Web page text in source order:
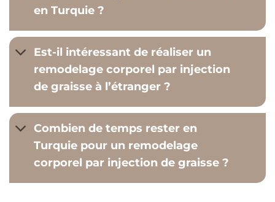
en Turquie ?
Est-il intéressant de réaliser un
remodelage corporel par injection
de graisse à l’étranger ?
Combien de temps rester en
Turquie pour un remodelage
corporel par injection de graisse ?